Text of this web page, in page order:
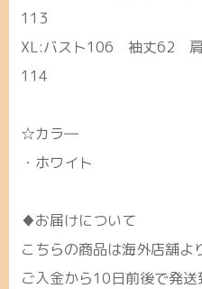
113
XL:バスト106 袖丈62
114
☆カラ―
・ホワイト
♦お届けについて
こちらの商品は海外店舗よ
ご入金から10日前後で発送